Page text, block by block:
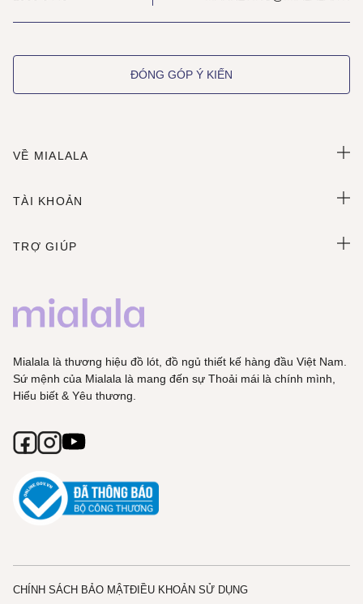
ĐÓNG GÓP Ý KIẾN
VỀ MIALALA
TÀI KHOẢN
TRỢ GIÚP
Mialala là thương hiệu đồ lót, đồ ngủ thiết kế hàng đầu Việt Nam.
Sứ mệnh của Mialala là mang đến sự Thoải mái là chính mình,
Hiểu biết & Yêu thương.
CHÍNH SÁCH BẢO MẬTĐIỀU KHOẢN SỬ DỤNG